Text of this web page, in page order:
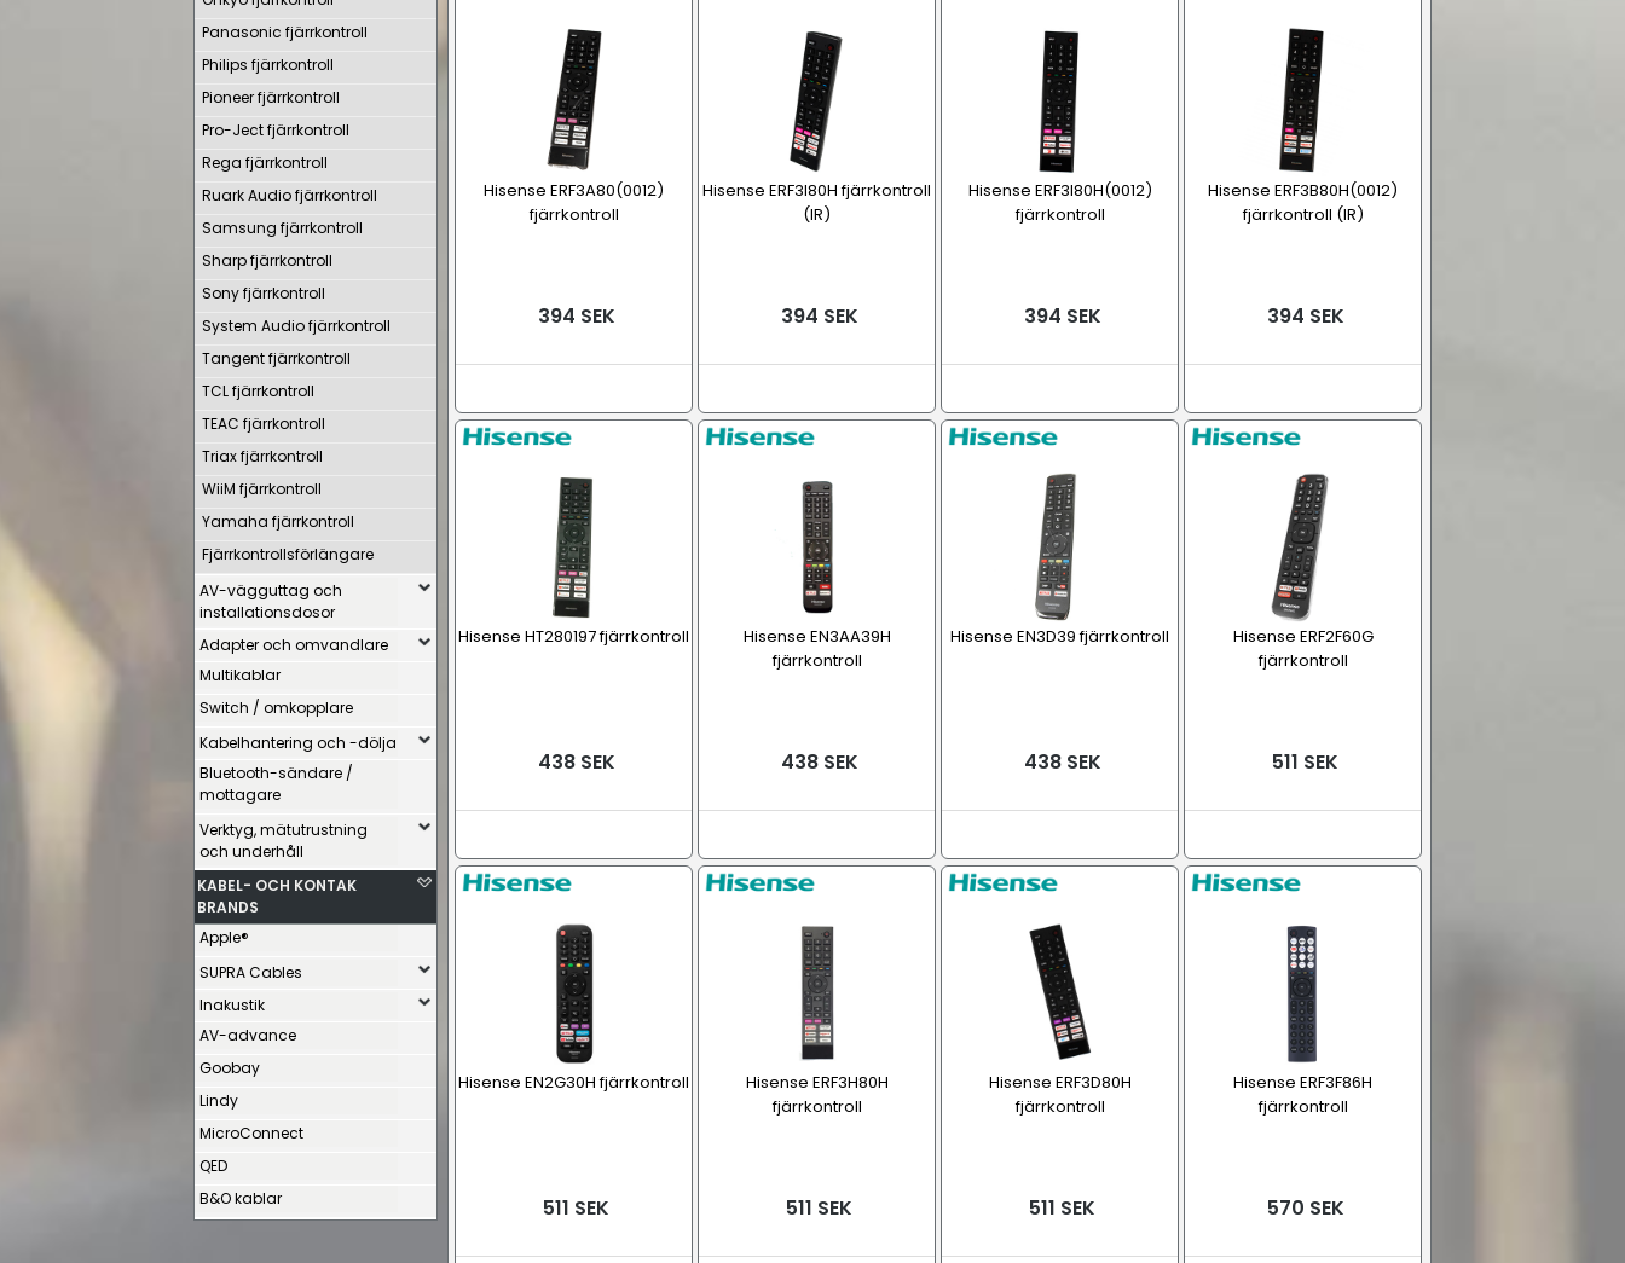
Panasonic fjärrkontroll
Philips fjärrkontroll
Pioneer fjärrkontroll
Pro-Ject fjärrkontroll
Rega fjärrkontroll
Ruark Audio fjärrkontroll
Samsung fjärrkontroll
Sharp fjärrkontroll
Sony fjärrkontroll
System Audio fjärrkontroll
Tangent fjärrkontroll
TCL fjärrkontroll
TEAC fjärrkontroll
Triax fjärrkontroll
WiiM fjärrkontroll
Yamaha fjärrkontroll
Fjärrkontrollsförlängare
AV-vägguttag och
installationsdosor
Adapter och omvandlare
Multikablar
Switch / omkopplare
Kabelhantering och -dölja
Bluetooth-sändare /
mottagare
Verktyg, mätutrustning
och underhåll
KABEL- OCH KONTAK
BRANDS
Apple®
SUPRA Cables
Inakustik
AV-advance
Goobay
Lindy
MicroConnect
QED
B&O kablar
Hisense ERF3A80(0012)
fjärrkontroll
394 SEK
Hisense ERF3I80H fjärrkontroll
(IR)
394 SEK
Hisense ERF3I80H(0012)
fjärrkontroll
394 SEK
Hisense ERF3B80H(0012)
fjärrkontroll (IR)
394 SEK
Hisense HT280197 fjärrkontroll
438 SEK
Hisense EN3AA39H
fjärrkontroll
438 SEK
Hisense EN3D39 fjärrkontroll
438 SEK
Hisense ERF2F60G
fjärrkontroll
511 SEK
Hisense EN2G30H fjärrkontroll
511 SEK
Hisense ERF3H80H
fjärrkontroll
511 SEK
Hisense ERF3D80H
fjärrkontroll
511 SEK
Hisense ERF3F86H
fjärrkontroll
570 SEK